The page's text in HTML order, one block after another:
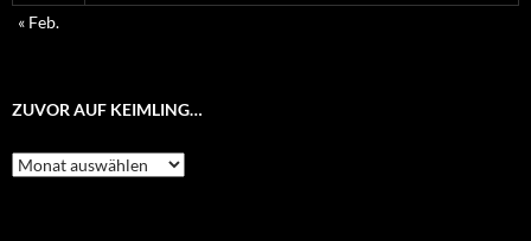
« Feb.
ZUVOR AUF KEIMLING…
Zuvor
auf